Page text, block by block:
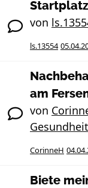
von
ls.13554
am
von
CorinneH
Biete